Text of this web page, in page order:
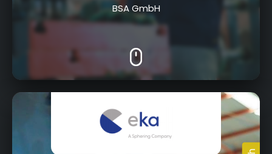
BSA GmbH